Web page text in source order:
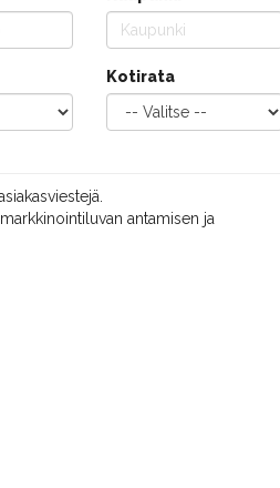
Kotirata
antamisen ja